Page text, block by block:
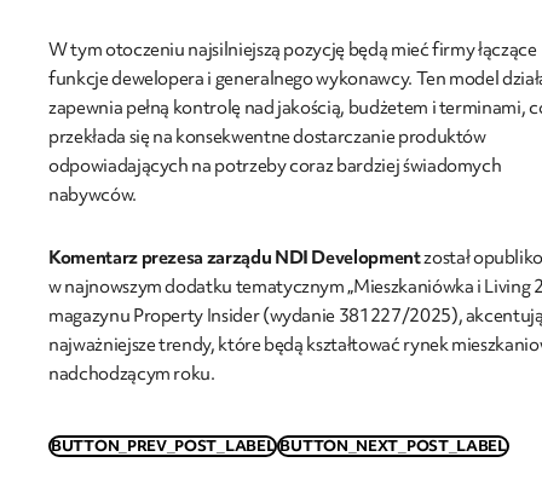
W tym otoczeniu najsilniejszą pozycję będą mieć firmy łączące
funkcje dewelopera i generalnego wykonawcy. Ten model
zapewnia pełną kontrolę nad jakością, budżetem i terminami,
przekłada się na konsekwentne dostarczanie produktów
odpowiadających na potrzeby coraz bardziej świadomych
nabywców.
Komentarz prezesa zarządu NDI Developmentzostał
w najnowszym dodatku tematycznym „Mieszkaniówka i Living
magazynu Property Insider (wydanie 381227/2025),
najważniejsze trendy, które będą kształtować rynek
nadchodzącym roku.
BUTTON_PREV_POST_LABEL BUTTON_NEXT_POST_LABEL